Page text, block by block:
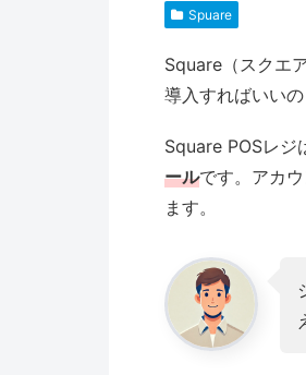
Spuare
Square（スクエ
導入すればいい
Square POSレジ
ールです。アカ
ます。